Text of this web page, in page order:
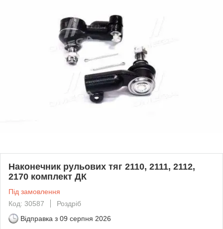
Наконечник рульових тяг 2110, 2111, 2112,
2170 комплект ДК
Під замовлення
Код: 30587
Роздріб
Відправка з 09 серпня 2026